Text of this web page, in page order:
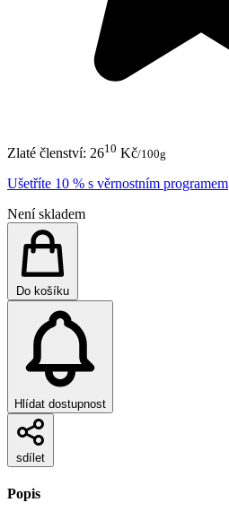
Zlaté členství: 2610 Kč/100g
Ušetříte 10 % s věrnostním programem
Není skladem
Do košíku
Hlídat dostupnost
sdílet
Popis